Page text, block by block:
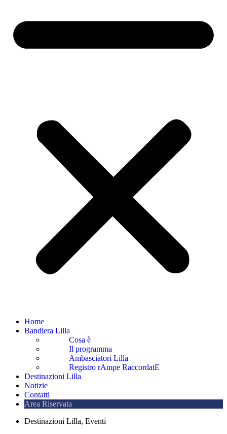
Home
Bandiera Lilla
Cosa è
Il programma
Ambasciatori Lilla
Registro rAmpe RaccordatE
Destinazioni Lilla
Notizie
Contatti
Area Riservata
Destinazioni Lilla, Eventi